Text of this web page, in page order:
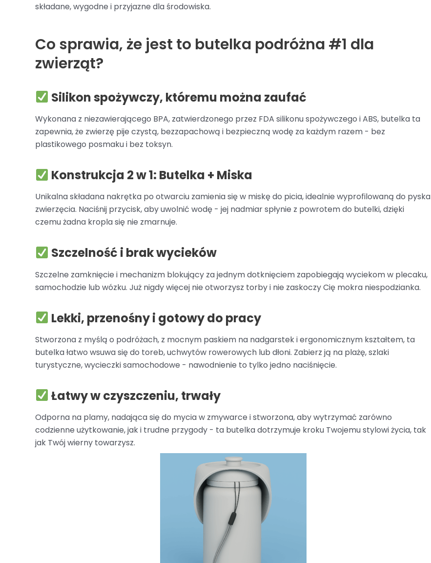
składane, wygodne i przyjazne dla środowiska.
Co sprawia, że jest to butelka podróżna #1 dla
zwierząt?
Silikon spożywczy, któremu można zaufać
Wykonana z niezawierającego BPA, zatwierdzonego przez FDA silikonu spożywczego i ABS, butelka ta
zapewnia, że zwierzę pije czystą, bezzapachową i bezpieczną wodę za każdym razem - bez
plastikowego posmaku i bez toksyn.
Konstrukcja 2 w 1: Butelka + Miska
Unikalna składana nakrętka po otwarciu zamienia się w miskę do picia, idealnie wyprofilowaną do pyska
zwierzęcia. Naciśnij przycisk, aby uwolnić wodę - jej nadmiar spłynie z powrotem do butelki, dzięki
czemu żadna kropla się nie zmarnuje.
Szczelność i brak wycieków
Szczelne zamknięcie i mechanizm blokujący za jednym dotknięciem zapobiegają wyciekom w plecaku,
samochodzie lub wózku. Już nigdy więcej nie otworzysz torby i nie zaskoczy Cię mokra niespodzianka.
Lekki, przenośny i gotowy do pracy
Stworzona z myślą o podróżach, z mocnym paskiem na nadgarstek i ergonomicznym kształtem, ta
butelka łatwo wsuwa się do toreb, uchwytów rowerowych lub dłoni. Zabierz ją na plażę, szlaki
turystyczne, wycieczki samochodowe - nawodnienie to tylko jedno naciśnięcie.
Łatwy w czyszczeniu, trwały
Odporna na plamy, nadająca się do mycia w zmywarce i stworzona, aby wytrzymać zarówno
codzienne użytkowanie, jak i trudne przygody - ta butelka dotrzymuje kroku Twojemu stylowi życia, tak
jak Twój wierny towarzysz.